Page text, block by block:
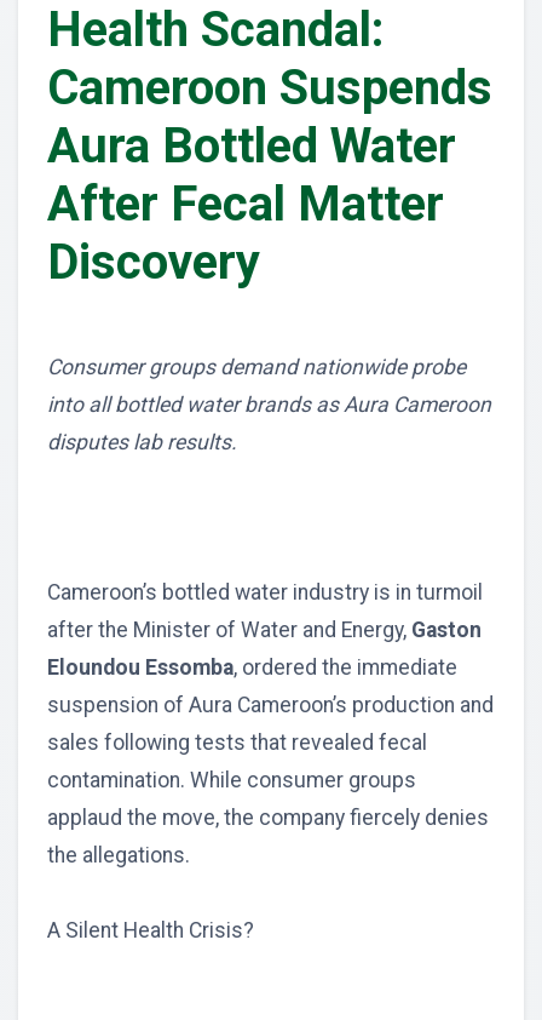
Health Scandal:
Cameroon Suspends
Aura Bottled Water
After Fecal Matter
Discovery
Consumer groups demand nationwide probe
into all bottled water brands as Aura Cameroon
disputes lab results.
Cameroon’s bottled water industry is in turmoil
after the Minister of Water and Energy, Gaston
Eloundou Essomba, ordered the immediate
suspension of Aura Cameroon’s production and
sales following tests that revealed fecal
contamination. While consumer groups
applaud the move, the company fiercely denies
the allegations.
A Silent Health Crisis?